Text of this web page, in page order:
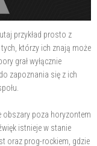
przykład prosto z
którzy ich znają może
grał wyłącznie
zapoznania się z ich
obszary poza horyzontem
istnieje w stanie
oraz prog-rockiem, gdzie